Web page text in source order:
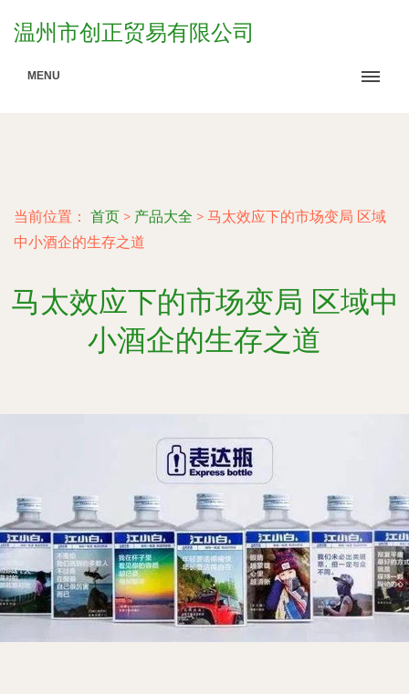
温州市创正贸易有限公司
MENU
当前位置： 首页 > 产品大全 > 马太效应下的市场变局 区域
中小酒企的生存之道
马太效应下的市场变局 区域中
小酒企的生存之道